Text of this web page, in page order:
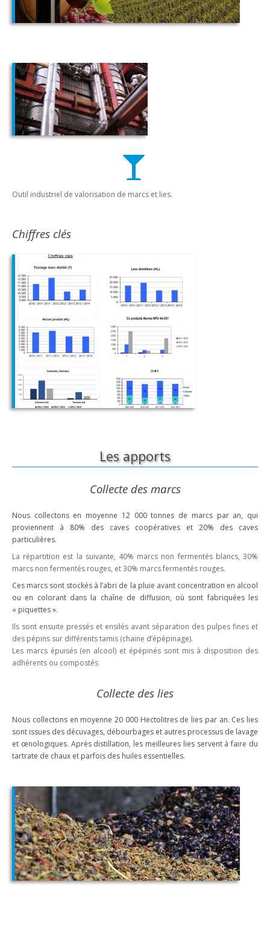
Outil industriel de valorisation de marcs et lies.
Chiffres clés
Les apports
Collecte des marcs
Nous collectons en moyenne 12 000 tonnes de marcs par an, qui
proviennent à 80% des caves coopératives et 20% des caves
particulières.
La répartition est la suivante, 40% marcs non fermentés blancs, 30%
marcs non fermentés rouges, et 30% marcs fermentés rouges.
Ces marcs sont stockés à l’abri de la pluie avant concentration en alcool
ou en colorant dans la chaîne de diffusion, où sont fabriquées les
« piquettes ».
Ils sont ensuite pressés et ensilés avant séparation des pulpes fines et
des pépins sur différents tamis (chaine d’épépinage).
Les marcs épuisés (en alcool) et épépinés sont mis à disposition des
adhérents ou compostés
Collecte des lies
Nous collectons en moyenne 20 000 Hectolitres de lies par an. Ces lies
sont issues des décuvages, débourbages et autres processus de lavage
et œnologiques. Après distillation, les meilleures lies servent à faire du
tartrate de chaux et parfois des huiles essentielles.